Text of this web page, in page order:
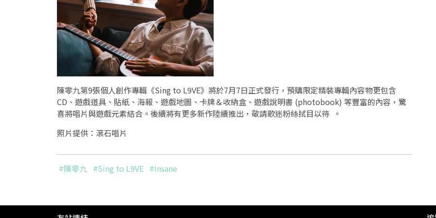
陳零九第9張個人創作專輯《Sing to L9VE》將於7月7日正式發行，預購限定精裝專輯內容物更包含
CD、遊戲道具、貼紙、海報、遊戲地圖、卡牌＆收納盒、遊戲說明書 (photobook) 等豐富的內容，驚
喜將唱片與遊戲元素結合。後續將有更多新作陸續推出，敬請歌迷粉絲拭目以待 。
照片提供：滾石唱片
#陳零九 #Sing to L9VE #Insane